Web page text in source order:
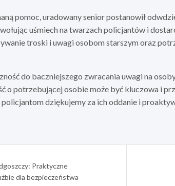
pomoc, uradowany senior postanowił
uśmiech na twarzach policjantów i
troski i uwagi osobom starszym oraz
do baczniejszego zwracania uwagi na
o potrzebującej osobie może być kluczowa i
dziękujemy za ich oddanie i
Praktyczne
dla bezpieczeństwa